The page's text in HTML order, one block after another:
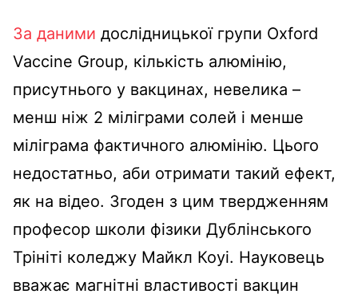
За даними дослідницької групи Oxford
Vaccine Group, кількість алюмінію,
присутнього у вакцинах, невелика –
менш ніж 2 міліграми солей і менше
міліграма фактичного алюмінію. Цього
недостатньо, аби отримати такий ефект,
як на відео. Згоден з цим твердженням
професор школи фізики Дублінського
Трініті коледжу Майкл Коуі. Науковець
вважає магнітні властивості вакцин